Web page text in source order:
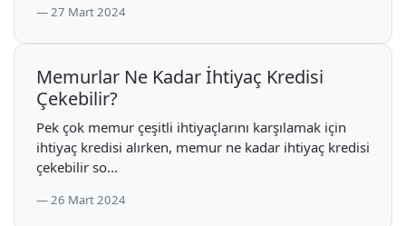
27 Mart 2024
Memurlar Ne Kadar İhtiyaç Kredisi
Çekebilir?
Pek çok memur çeşitli ihtiyaçlarını karşılamak için
ihtiyaç kredisi alırken, memur ne kadar ihtiyaç kredisi
çekebilir so...
26 Mart 2024